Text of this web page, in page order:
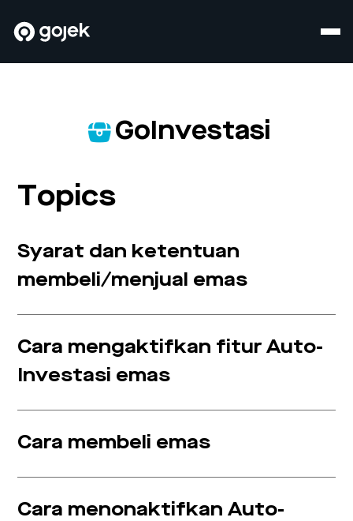
GoInvestasi
Topics
Syarat dan ketentuan
membeli/menjual emas
Cara mengaktifkan fitur Auto-
Investasi emas
Cara membeli emas
Cara menonaktifkan Auto-